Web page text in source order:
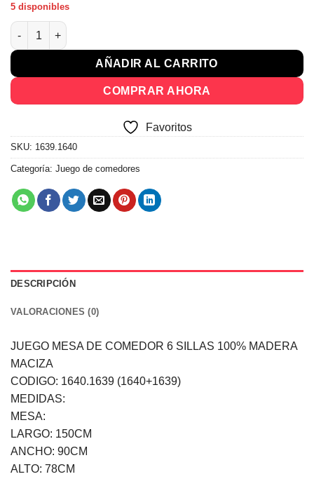
$ 29.570.$ 19.221.
5 disponibles
Juego Mesa De Comedor 6 Sillas 100% Madera Maciza cantidad
AÑADIR AL CARRITO
COMPRAR AHORA
Favoritos
SKU: 1639.1640
Categoría: Juego de comedores
DESCRIPCIÓN
VALORACIONES (0)
JUEGO MESA DE COMEDOR 6 SILLAS 100% MADERA
MACIZA
CODIGO: 1640.1639 (1640+1639)
MEDIDAS:
MESA:
LARGO: 150CM
ANCHO: 90CM
ALTO: 78CM